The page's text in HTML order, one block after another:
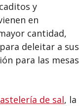
y
en
cantidad,
deleitar a sus
para las mesas
de sal, la